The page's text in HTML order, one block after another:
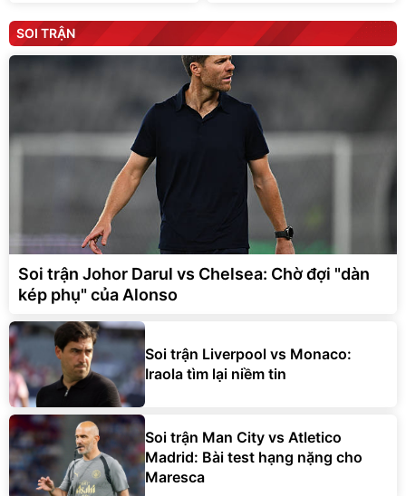
SOI TRẬN
Soi trận Johor Darul vs Chelsea: Chờ đợi "dàn
kép phụ" của Alonso
Soi trận Liverpool vs Monaco:
Iraola tìm lại niềm tin
Soi trận Man City vs Atletico
Madrid: Bài test hạng nặng cho
Maresca